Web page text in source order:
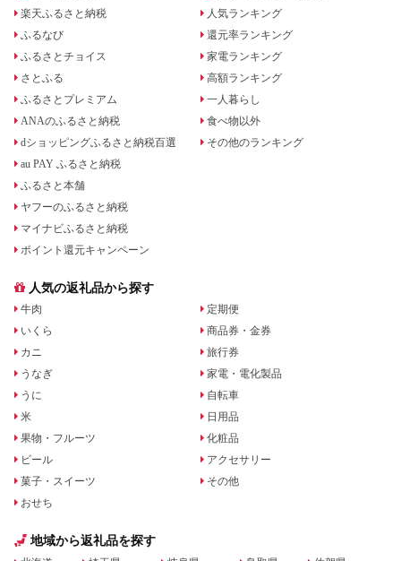
楽天ふるさと納税
ふるなび
ふるさとチョイス
さとふる
ふるさとプレミアム
ANAのふるさと納税
dショッピングふるさと納税百選
au PAY ふるさと納税
ふるさと本舗
ヤフーのふるさと納税
マイナビふるさと納税
ポイント還元キャンペーン
人気ランキング
還元率ランキング
家電ランキング
高額ランキング
一人暮らし
食べ物以外
その他のランキング
人気の返礼品から探す
牛肉
いくら
カニ
うなぎ
うに
米
果物・フルーツ
ビール
菓子・スイーツ
おせち
定期便
商品券・金券
旅行券
家電・電化製品
自転車
日用品
化粧品
アクセサリー
その他
地域から返礼品を探す